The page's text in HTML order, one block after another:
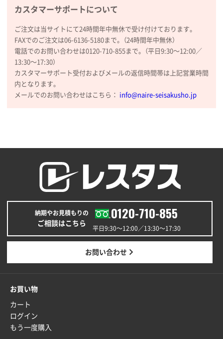
③1枚
希望の商品の取り扱いがあったので
大阪府のお客様
厚手コットンマチ付トートL ナチュラル(A4対応)
200枚
2025年12月25日 13:33
以前の注文も含め価格と品質
青森県K社様
ワンポイントポリ袋 A4サイズ1000枚
2025年12月24日 13:22
安い
ワンポイント箔押し紙袋 M横サイズ(A4対応)100
2025年12月22日 03:31
神奈川県S社様
カスタマーサポートについて
ご注文は当サイトにて24時間年中無休で受け付けております。
FAXでのご注文は06-6136-5180まで。（24時間年中無休）
電話でのお問い合わせは0120-710-855まで。（平日9:30〜12:00／
13:30〜17:30）
カスタマーサポート受付およびメールの返信時間帯は上記営業時間
内となります。
メールでのお問い合わせはこちら： info@naire-seisakusho.jp
納期やお見積もりの
ご相談はこちら
0120-710-855
平日9:30〜12:00／13:30〜17:30
お問い合わせ
お買い物
カート
ログイン
もう一度購入